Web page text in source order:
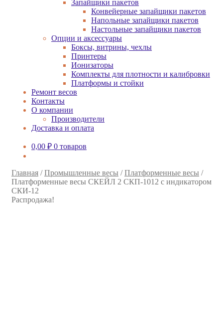
Запайщики пакетов
Конвейерные запайщики пакетов
Напольные запайщики пакетов
Настольные запайщики пакетов
Опции и аксессуары
Боксы, витрины, чехлы
Принтеры
Ионизаторы
Комплекты для плотности и калибровки
Платформы и стойки
Ремонт весов
Контакты
О компании
Производители
Доставка и оплата
0,00 ₽ 0 товаров
Главная /Промышленные весы /Платформенные весы /
Платформенные весы СКЕЙЛ 2 СКП-1012 с индикатором
СКИ-12
Распродажа!